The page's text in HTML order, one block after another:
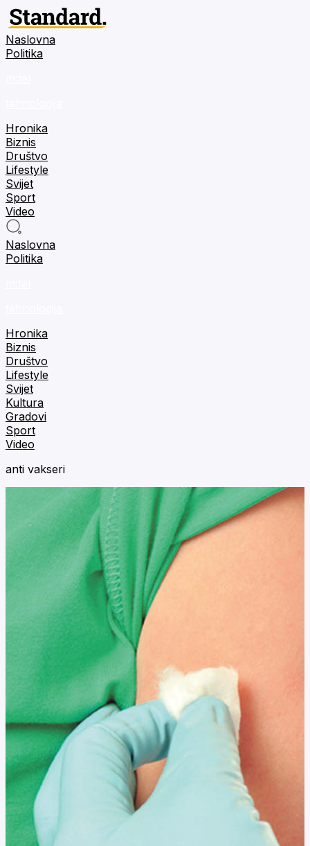
Naslovna
Politika
Hronika
Biznis
Društvo
Lifestyle
Svijet
Sport
Video
Naslovna
Politika
Hronika
Biznis
Društvo
Lifestyle
Svijet
Kultura
Gradovi
Sport
Video
anti vakseri